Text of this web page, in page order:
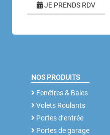
JE PRENDS RDV
NOS PRODUITS
Fenêtres & Baies
Volets Roulants
Portes d’entrée
Portes de garage